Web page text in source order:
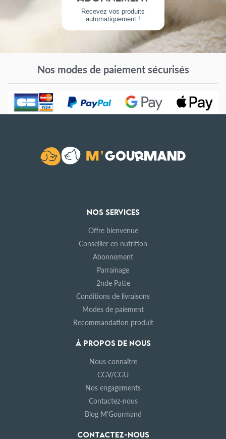
Recevez vos produits
automatiquement !
Nos modes de paiement sécurisés
NOS SERVICES
Offre bienvenue
Conseiller en nutrition
Abonnement
Parrainage
2nde Patte
Conditions de livraisons
Modes de paiement
Recommandation produit
À PROPOS DE NOUS
Nous connaître
CGV/CGU
Nos engagements
Contactez-nous
Blog M'Gourmand
CONTACTEZ-NOUS